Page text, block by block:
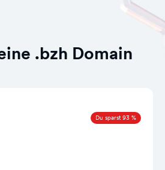
.bzh Domain
Du sparst 93 %